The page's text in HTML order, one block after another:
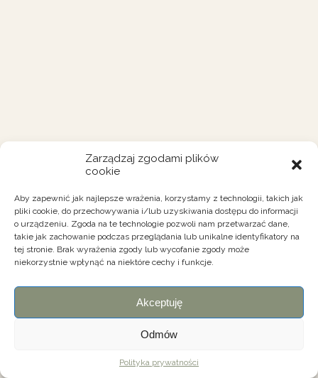
Zarządzaj zgodami plików
cookie
Aby zapewnić jak najlepsze wrażenia, korzystamy z technologii, takich jak
pliki cookie, do przechowywania i/lub uzyskiwania dostępu do informacji
o urządzeniu. Zgoda na te technologie pozwoli nam przetwarzać dane,
takie jak zachowanie podczas przeglądania lub unikalne identyfikatory na
tej stronie. Brak wyrażenia zgody lub wycofanie zgody może
niekorzystnie wpłynąć na niektóre cechy i funkcje.
Akceptuję
Odmów
Polityka prywatności